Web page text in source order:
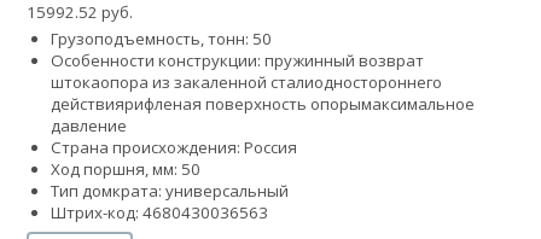
15992.52 руб.
Грузоподъемность, тонн: 50
Особенности конструкции: пружинный возврат
штокаопора из закаленной сталиодностороннего
действиярифленая поверхность опорымаксимальное
давление
Страна происхождения: Россия
Ход поршня, мм: 50
Тип домкрата: универсальный
Штрих-код: 4680430036563